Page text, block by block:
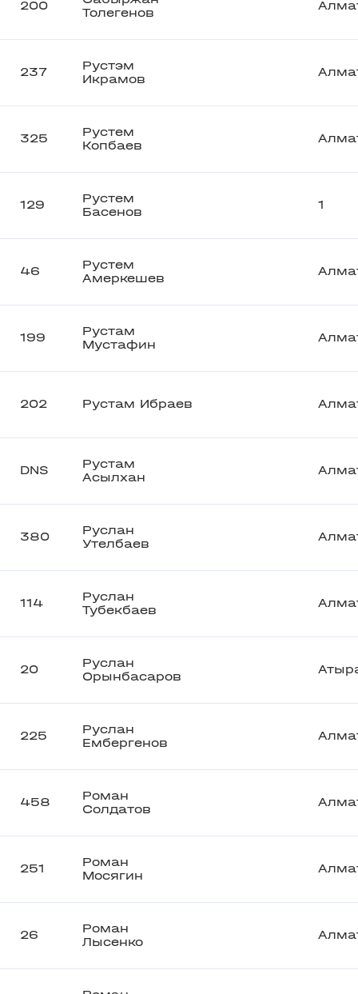
200
Толегенов
237
Рустэм
Икрамов
325
Рустем
Копбаев
129
Рустем
Басенов
1
46
Рустем
Амеркешев
199
Рустам
Мустафин
202 Рустам Ибраев
DNS
Рустам
Асылхан
380
Руслан
Утелбаев
114
Руслан
Тубекбаев
20
Руслан
Орынбасаров
225
Руслан
Ембергенов
458
Роман
Солдатов
251
Роман
Мосягин
26
Роман
Лысенко